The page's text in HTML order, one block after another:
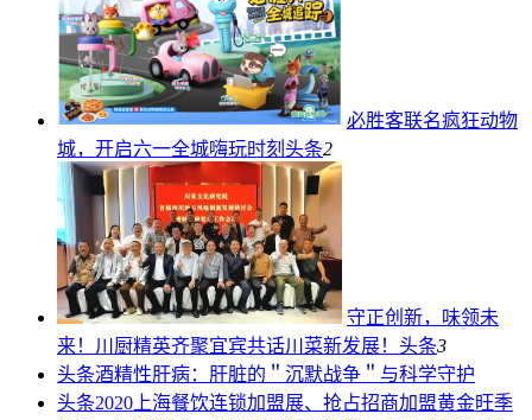
必胜客联名疯狂动物
城，开启六一全城嗨玩时刻 头条2
守正创新，味领未
来！川厨精英齐聚宜宾共话川菜新发展！ 头条3
头条酒精性肝病：肝脏的＂沉默战争＂与科学守护
头条2020上海餐饮连锁加盟展、抢占招商加盟黄金旺季